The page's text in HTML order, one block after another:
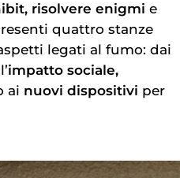
risolvere enigmi e
quattro stanze
legati al fumo: dai
impatto sociale,
ai nuovi dispositivi per